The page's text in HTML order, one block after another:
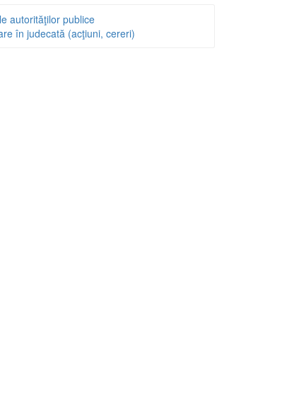
autorităţilor publice
în judecată (acţiuni, cereri)